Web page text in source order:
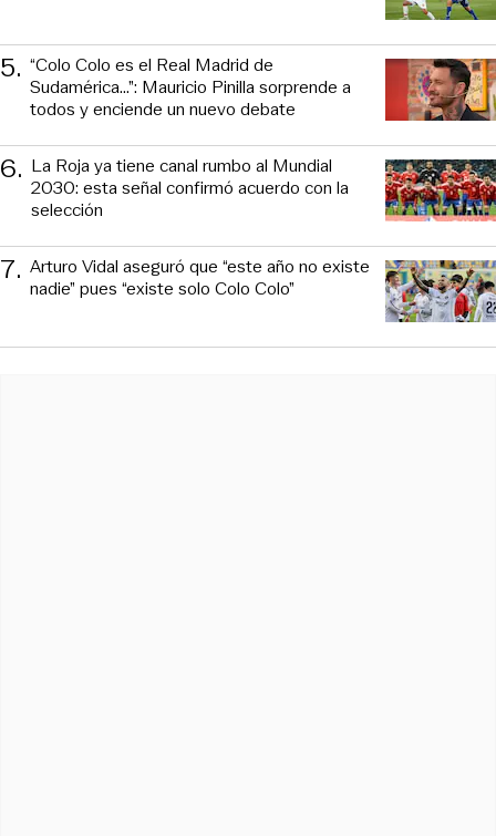
5. “Colo Colo es el Real Madrid de
Sudamérica…”: Mauricio Pinilla sorprende a
todos y enciende un nuevo debate
6. La Roja ya tiene canal rumbo al Mundial
2030: esta señal confirmó acuerdo con la
selección
7. Arturo Vidal aseguró que “este año no existe
nadie” pues “existe solo Colo Colo”